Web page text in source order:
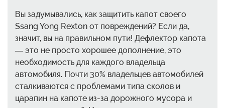
Вы задумывались, как защитить капот своего
Ssang Yong Rexton от повреждений? Если да,
значит, вы на правильном пути! Дефлектор капота
— это не просто хорошее дополнение, это
необходимость для каждого владельца
автомобиля. Почти 30% владельцев автомобилей
сталкиваются с проблемами типа сколов и
царапин на капоте из-за дорожного мусора и